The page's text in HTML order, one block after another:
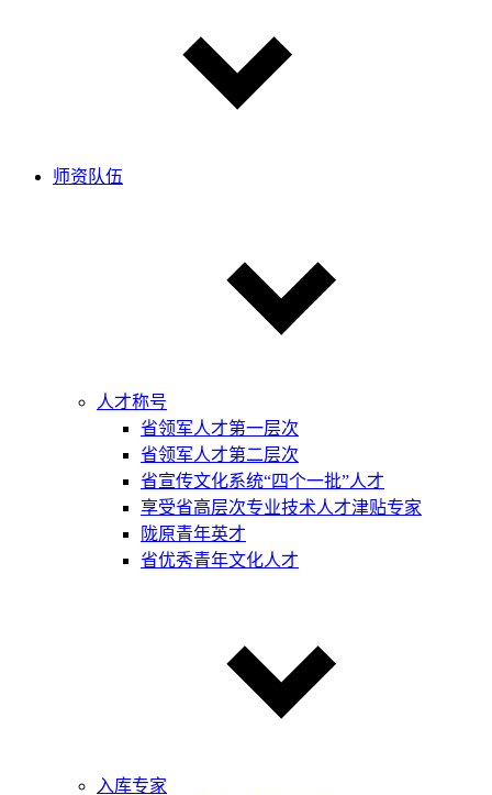
师资队伍
人才称号
省领军人才第一层次
省领军人才第二层次
省宣传文化系统“四个一批”人才
享受省高层次专业技术人才津贴专家
陇原青年英才
省优秀青年文化人才
入库专家